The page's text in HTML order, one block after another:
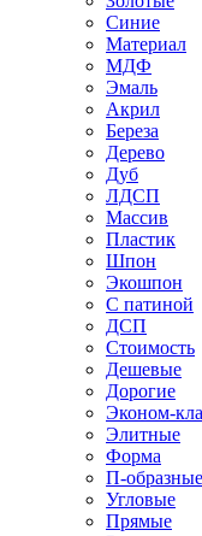
Синие
Материал
МДФ
Эмаль
Акрил
Береза
Дерево
Дуб
ЛДСП
Массив
Пластик
Шпон
Экошпон
С патиной
ДСП
Стоимость
Дешевые
Дорогие
Эконом-
Элитные
Форма
П-образные
Угловые
Прямые